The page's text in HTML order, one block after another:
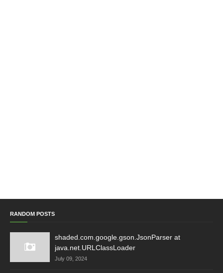
RANDOM POSTS
shaded.com.google.gson.JsonParser at
java.net.URLClassLoader
July 09, 2024